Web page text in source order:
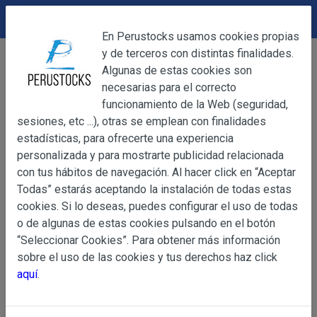
Bebidas
Complementos para Licores
Jarabe de Goma Incas Food 748ml
OBJETO
Información
Básica
sobre
de Datos
OBJETO
Las presentes Condiciones Generales regulan la
web www.perustocks.es, del que es titular ALBERT
YACARINE (en adelante, PERUSTOCKS).
La adquisición de cualesquiera de los productos
DEVOLUCIONES
En Perustocks usamos cookies propias
y de terceros con distintas finalidades.
Algunas de estas cookies son
necesarias para el correcto
funcionamiento de la Web (seguridad,
sesiones, etc ...), otras se emplean con finalidades
estadísticas, para ofrecerte una experiencia
personalizada y para mostrarte publicidad relacionada
con tus hábitos de navegación. Al hacer click en “Aceptar
Todas” estarás aceptando la instalación de todas estas
cookies. Si lo deseas, puedes configurar el uso de todas
o de algunas de estas cookies pulsando en el botón
“Seleccionar Cookies”. Para obtener más información
sobre el uso de las cookies y tus derechos haz click
aquí.